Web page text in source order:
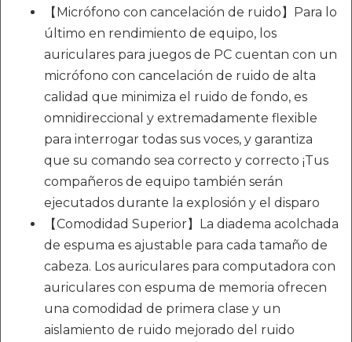
【Micrófono con cancelación de ruido】Para lo
último en rendimiento de equipo, los
auriculares para juegos de PC cuentan con un
micrófono con cancelación de ruido de alta
calidad que minimiza el ruido de fondo, es
omnidireccional y extremadamente flexible
para interrogar todas sus voces, y garantiza
que su comando sea correcto y correcto ¡Tus
compañeros de equipo también serán
ejecutados durante la explosión y el disparo
【Comodidad Superior】La diadema acolchada
de espuma es ajustable para cada tamaño de
cabeza. Los auriculares para computadora con
auriculares con espuma de memoria ofrecen
una comodidad de primera clase y un
aislamiento de ruido mejorado del ruido